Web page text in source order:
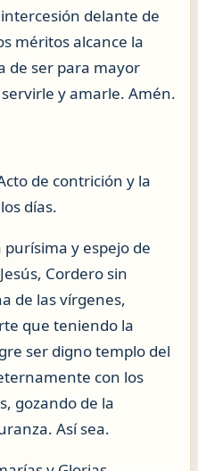
delante de
méritos alcance la
de ser para mayor
y amarle. Amén.
de contrición y la
días.
purísima y espejo de
Cordero sin
de las vírgenes,
que teniendo la
ser digno templo del
con los
gozando de la
Así sea.